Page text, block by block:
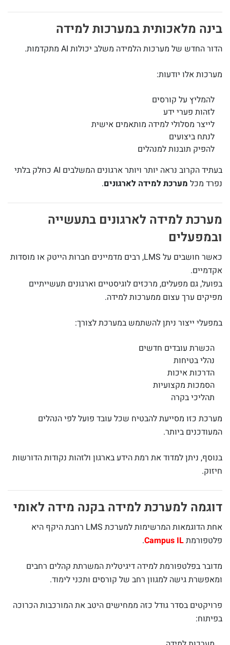
בינה מלאכותית במערכות למידה
הדור החדש של מערכות הלמידה משלב יכולות AI מתקדמות.
מערכות אלו יודעות:
להמליץ על קורסים
לזהות פערי ידע
לייצר מסלולי למידה מותאמים אישית
לנתח ביצועים
להפיק תובנות למנהלים
בעתיד הקרוב נראה יותר ויותר ארגונים המשלבים AI כחלק בלתי
נפרד מכל מערכת למידה לארגונים.
מערכת למידה לארגונים בתעשייה
ובמפעלים
כאשר חושבים על LMS, רבים מדמיינים חברות הייטק או מוסדות
אקדמיים.
בפועל, גם מפעלים, מרכזים לוגיסטיים וארגונים תעשייתיים
מפיקים ערך עצום ממערכות למידה.
במפעלי ייצור ניתן להשתמש במערכת לצורך:
הכשרת עובדים חדשים
נהלי בטיחות
הדרכות איכות
הסמכות מקצועיות
תהליכי בקרה
מערכת כזו מסייעת להבטיח שכל עובד פועל לפי הנהלים
המעודכנים ביותר.
בנוסף, ניתן למדוד את רמת הידע בארגון ולזהות נקודות הדורשות
חיזוק.
דוגמה למערכת למידה בקנה מידה לאומי
אחת הדוגמאות המרשימות למערכת LMS רחבת היקף היא
פלטפורמתCampus IL
.
מדובר בפלטפורמת למידה דיגיטלית המשרתת קהלים רחבים
ומאפשרת גישה למגוון רחב של קורסים ותכני לימוד.
פרויקטים בסדר גודל כזה ממחישים היטב את המורכבות הכרוכה
בפיתוח: